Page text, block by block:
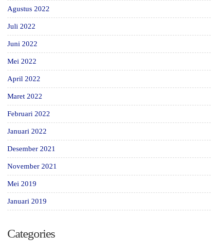
Agustus 2022
Juli 2022
Juni 2022
Mei 2022
April 2022
Maret 2022
Februari 2022
Januari 2022
Desember 2021
November 2021
Mei 2019
Januari 2019
Categories